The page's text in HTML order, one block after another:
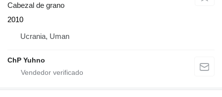
Cabezal de grano
2010
Ucrania, Uman
ChP Yuhno